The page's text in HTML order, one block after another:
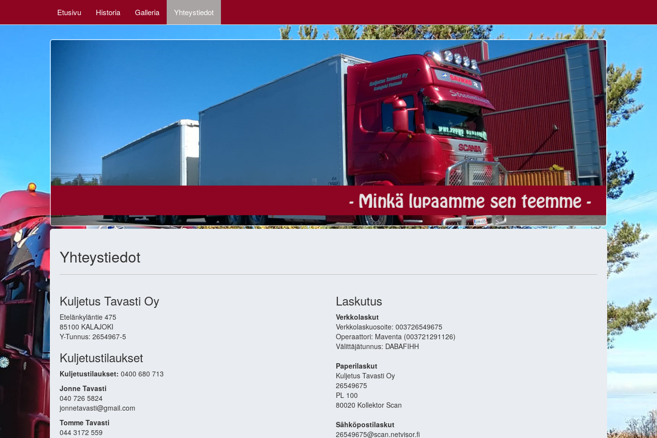
Etusivu Historia Galleria Yhteystiedot
Yhteystiedot
Kuljetus Tavasti Oy
Etelänkyläntie 475
85100 KALAJOKI
Y-Tunnus: 2654967-5
Kuljetustilaukset
Kuljetustilaukset: 0400 680 713
Jonne Tavasti
040 726 5824
jonnetavasti@gmail.com
Tomme Tavasti
044 3172 559
Laskutus
Verkkolaskut
Verkkolaskuosoite: 003726549675
Operaattori: Maventa (003721291126)
Välittäjätunnus: DABAFIHH
Paperilaskut
Kuljetus Tavasti Oy
26549675
PL 100
80020 Kollektor Scan
Sähköpostilaskut
26549675@scan.netvisor.fi